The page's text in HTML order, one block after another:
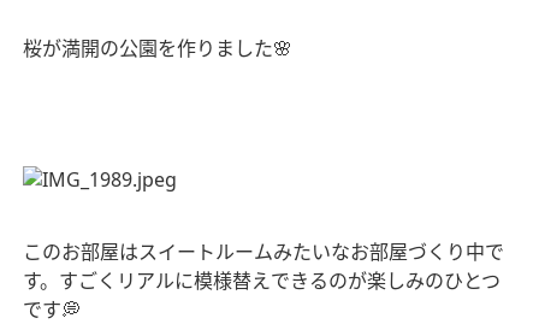
桜が満開の公園を作りました🌸
このお部屋はスイートルームみたいなお部屋づくり中で
す。すごくリアルに模様替えできるのが楽しみのひとつ
です💭